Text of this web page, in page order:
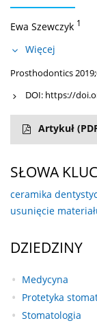
Ewa Szewczyk 1
Więcej
Prosthodontics
DOI: https://
Artykuł
SŁOWA
ceramika
usunięcie
DZIEDZINY
Medycyna
Protetyka
Stomatologia